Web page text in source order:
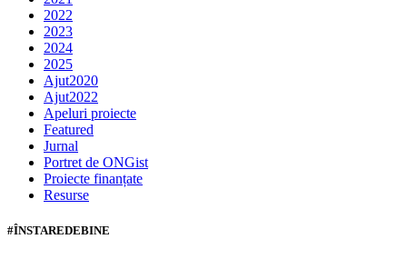
2022
2023
2024
2025
Ajut2020
Ajut2022
Apeluri proiecte
Featured
Jurnal
Portret de ONGist
Proiecte finanțate
Resurse
#ÎNSTAREDEBINE